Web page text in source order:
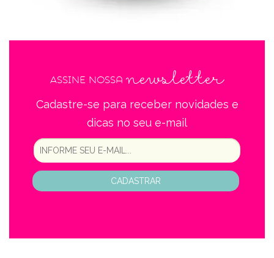
Assine nossanewsletter
Cadastre-se para receber novidades e
dicas no seu e-mail
CADASTRAR